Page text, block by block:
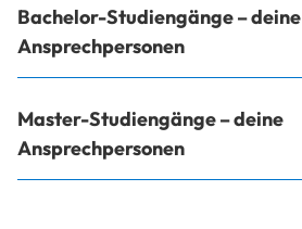
Bachelor-Studiengänge – deine
Ansprechpersonen
Master-Studiengänge – deine
Ansprechpersonen